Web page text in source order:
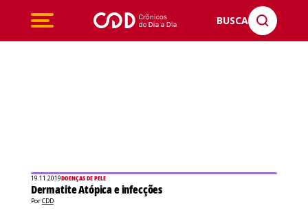
BUSCA
19.11.2019DOENÇAS DE PELE
Dermatite Atópica e infecções
PorCDD